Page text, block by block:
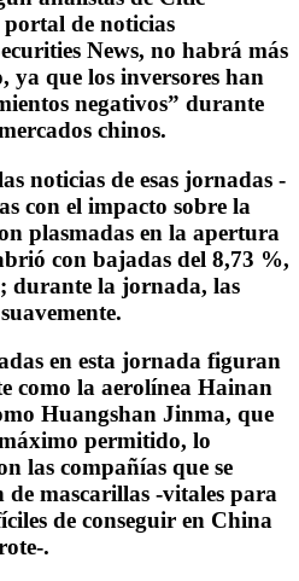
portal de noticias
News, no habrá más
ya que los inversores han
negativos” durante
chinos.
noticias de esas jornadas -
con el impacto sobre la
plasmadas en la apertura
con bajadas del 8,73 %,
durante la jornada, las
en esta jornada figuran
como la aerolínea Hainan
Huangshan Jinma, que
permitido, lo
las compañías que se
mascarillas -vitales para
de conseguir en China
.